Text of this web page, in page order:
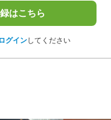
はこちら
ログインしてください